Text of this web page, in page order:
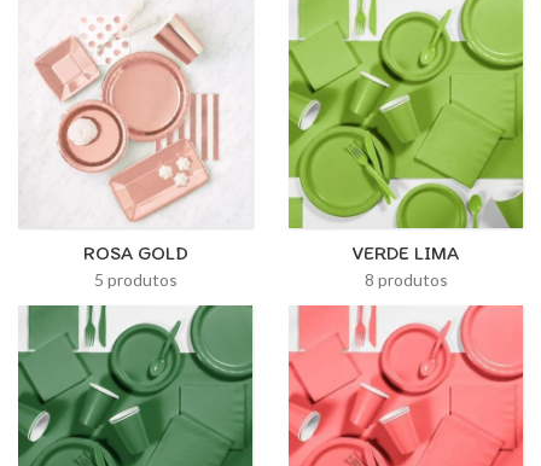
ROSA GOLD
5 produtos
VERDE LIMA
8 produtos